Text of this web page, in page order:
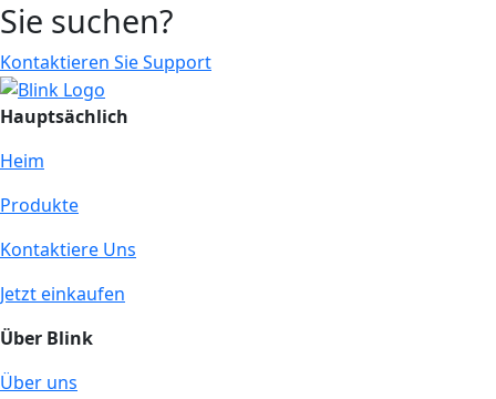
Sie suchen?
Kontaktieren Sie Support
Hauptsächlich
Heim
Produkte
Kontaktiere Uns
Jetzt einkaufen
Über Blink
Über uns